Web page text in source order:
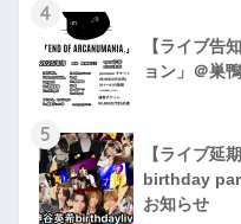
4
【ライブ告
ョン」＠巣
5
【ライブ延
birthday
お知らせ